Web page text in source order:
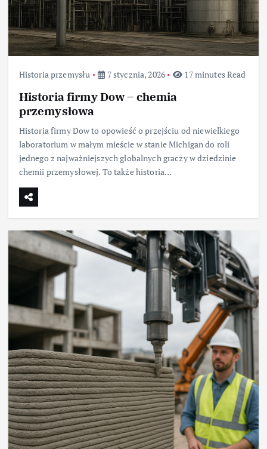
Historia przemysłu 7 stycznia, 2026 17 minutes Read
Historia firmy Dow – chemia
przemysłowa
Historia firmy Dow to opowieść o przejściu od niewielkiego
laboratorium w małym mieście w stanie Michigan do roli
jednego z najważniejszych globalnych graczy w dziedzinie
chemii przemysłowej. To także historia…